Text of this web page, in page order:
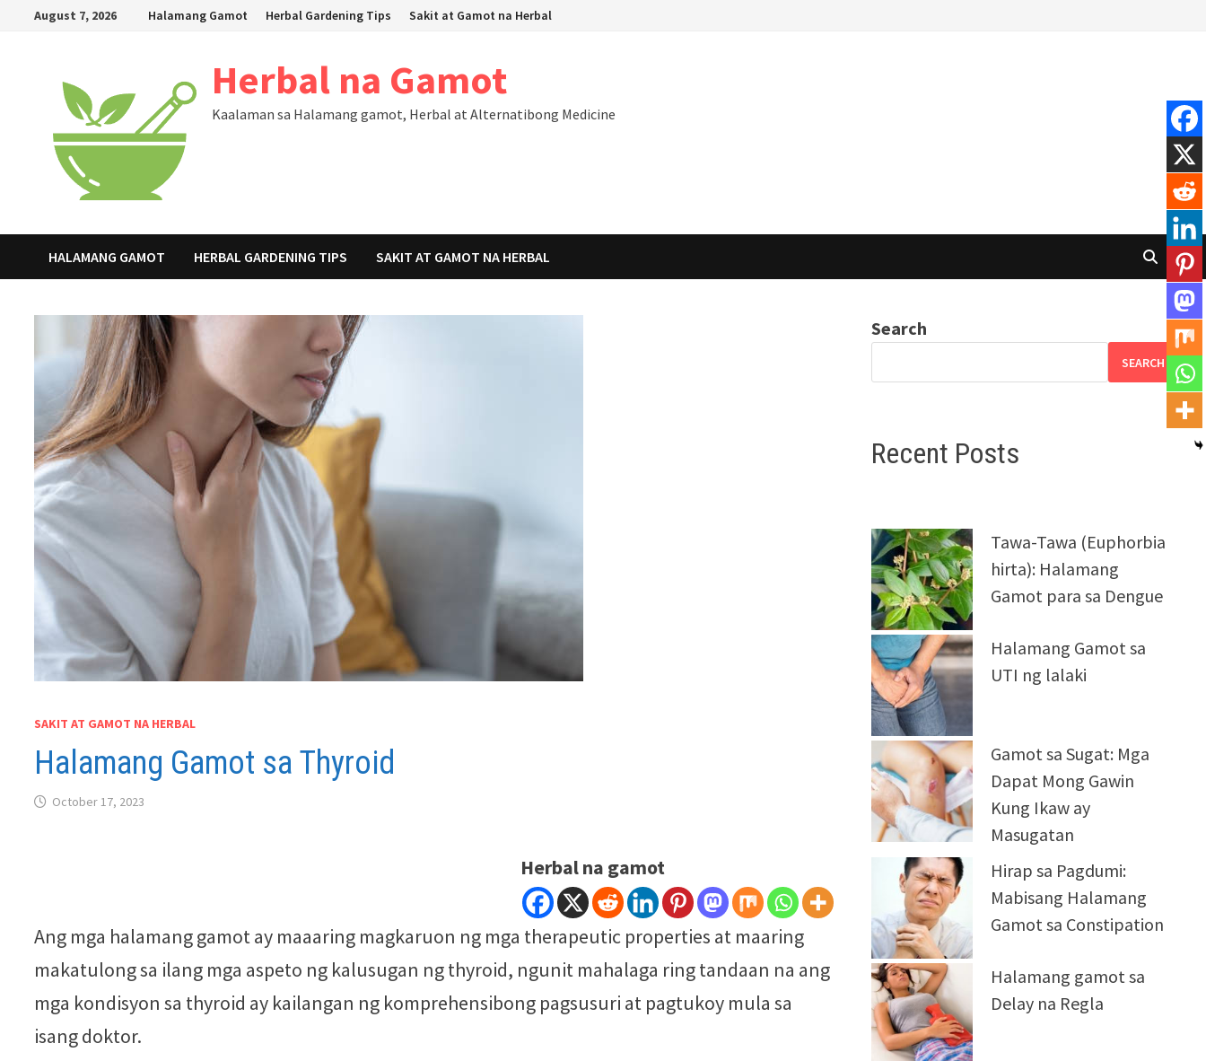
August 7, 2026 Halamang Gamot Herbal Gardening Tips Sakit at Gamot na Herbal
Herbal na Gamot
Kaalaman sa Halamang gamot, Herbal at Alternatibong Medicine
HALAMANG GAMOT HERBAL GARDENING TIPS SAKIT AT GAMOT NA HERBAL
SAKIT AT GAMOT NA HERBAL
Halamang Gamot sa Thyroid
October 17, 2023
Herbal na gamot
Ang mga halamang gamot ay maaaring magkaruon ng mga therapeutic properties at maaring
makatulong sa ilang mga aspeto ng kalusugan ng thyroid, ngunit mahalaga ring tandaan na ang
mga kondisyon sa thyroid ay kailangan ng komprehensibong pagsusuri at pagtukoy mula sa
isang doktor.
Search
SEARCH
Recent Posts
Tawa-Tawa (Euphorbia
hirta): Halamang
Gamot para sa Dengue
Halamang Gamot sa
UTI ng lalaki
Gamot sa Sugat: Mga
Dapat Mong Gawin
Kung Ikaw ay
Masugatan
Hirap sa Pagdumi:
Mabisang Halamang
Gamot sa Constipation
Halamang gamot sa
Delay na Regla